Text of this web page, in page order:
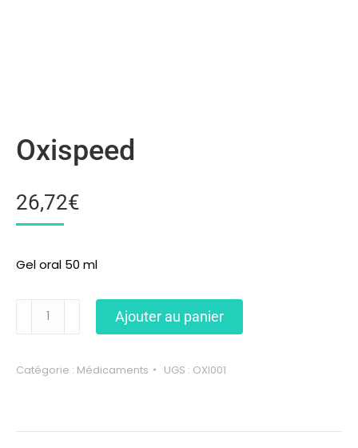
Oxispeed
26,72€
Gel oral 50 ml
Ajouter au panier
Catégorie : Médicaments UGS : OXI001